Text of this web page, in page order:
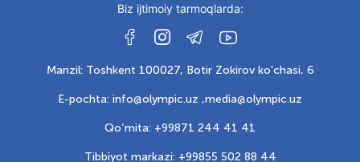
Biz ijtimoiy tarmoqlarda:
Manzil: Toshkent 100027, Botir Zokirov ko'chasi, 6
E-pochta: info@olympic.uz ,media@olympic.uz
Qo‘mita: +99871 244 41 41
Tibbiyot markazi: +99855 502 88 44